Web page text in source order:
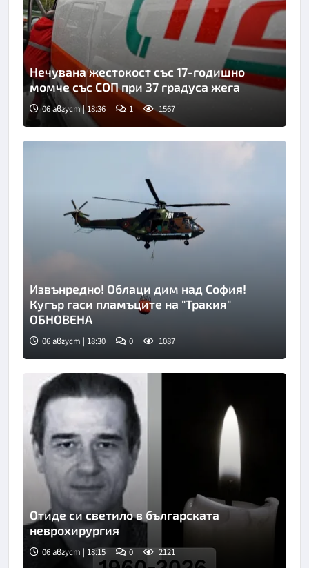
Нечувана жестокост със 17-годишно
момче със СОП при 37 градуса жега
06 август | 18:36 1 1567
Снимка: БТА
Извънредно! Облаци дим над София!
Кугър гаси пламъците на "Тракия"
ОБНОВЕНА
06 август | 18:30 0 1087
Отиде си светило в българската
неврохирургия
06 август | 18:15 0 2121